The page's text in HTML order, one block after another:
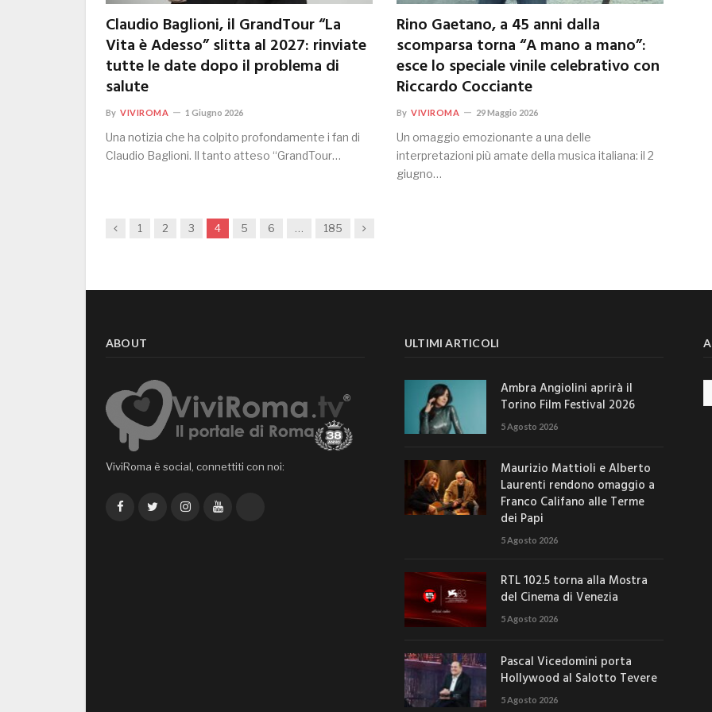
Claudio Baglioni, il GrandTour “La
Vita è Adesso” slitta al 2027: rinviate
tutte le date dopo il problema di
salute
By VIVIROMA 1 Giugno 2026
Una notizia che ha colpito profondamente i fan di
Claudio Baglioni. Il tanto atteso “GrandTour…
Rino Gaetano, a 45 anni dalla
scomparsa torna “A mano a mano”:
esce lo speciale vinile celebrativo con
Riccardo Cocciante
By VIVIROMA 29 Maggio 2026
Un omaggio emozionante a una delle
interpretazioni più amate della musica italiana: il 2
giugno…
Previous
1 2 3 4 5 6 185 Next
ABOUT
ViviRoma è social, connettiti con noi:
FacebookTwitterInstagramYouTube
ULTIMI ARTICOLI
Ambra Angiolini aprirà il
Torino Film Festival 2026
5 Agosto 2026
Maurizio Mattioli e Alberto
Laurenti rendono omaggio a
Franco Califano alle Terme
dei Papi
5 Agosto 2026
RTL 102.5 torna alla Mostra
del Cinema di Venezia
5 Agosto 2026
Pascal Vicedomini porta
Hollywood al Salotto Tevere
5 Agosto 2026